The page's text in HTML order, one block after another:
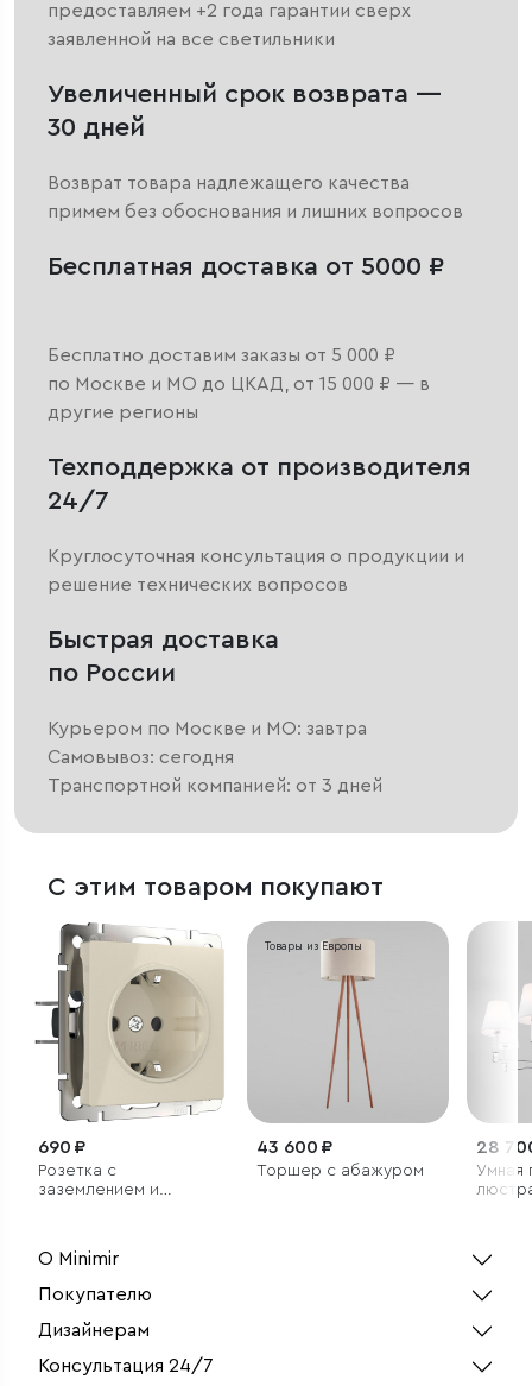
предоставляем +2 года гарантии сверх
заявленной на все светильники
Увеличенный срок возврата —
30 дней
Возврат товара надлежащего качества
примем без обоснования и лишних вопросов
Бесплатная доставка от 5000 ₽
Бесплатно доставим заказы от 5 000 ₽
по Москве и МО до ЦКАД, от 15 000 ₽ — в
другие регионы
Техподдержка от производителя
24/7
Круглосуточная консультация о продукции и
решение технических вопросов
Быстрая доставка
по России
Курьером по Москве и МО: завтра
Самовывоз: сегодня
Транспортной компанией: от 3 дней
С этим товаром покупают
690 ₽
Розетка с
заземлением и
Товары из Европы
43 600 ₽
Торшер с абажуром
28
Умная
О Minimir
Покупателю
Дизайнерам
Консультация 24/7